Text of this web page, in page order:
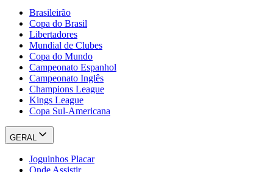
Brasileirão
Copa do Brasil
Libertadores
Mundial de Clubes
Copa do Mundo
Campeonato Espanhol
Campeonato Inglês
Champions League
Kings League
Copa Sul-Americana
GERAL
Joguinhos Placar
Onde Assistir